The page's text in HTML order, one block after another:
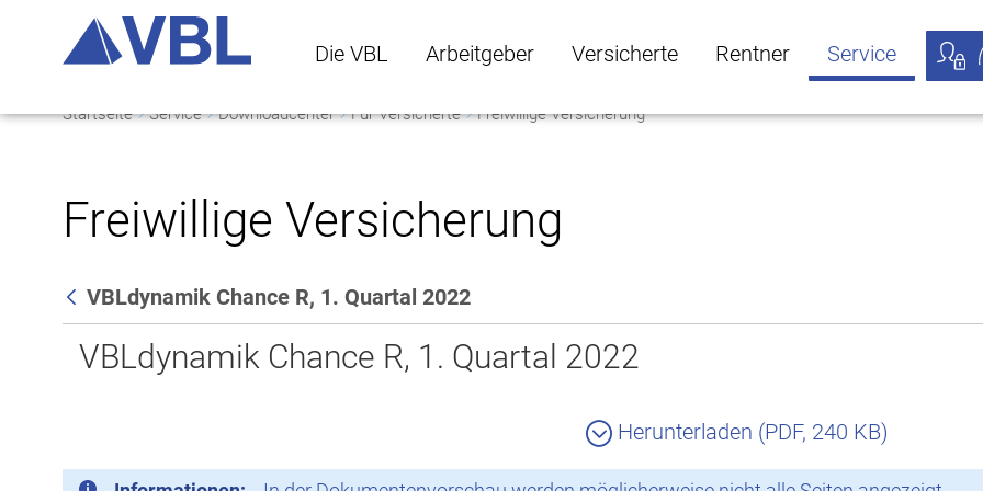
Die VBL
Die VBL Untermenü öffnen
Arbeitgeber
Arbeitgeber Untermenü öffnen
Versicherte
Versicherte Untermenü öffnen
Rentner Service
Startseite Service Downloadcenter Für Versicherte Freiwillige Versicherung
Freiwillige Versicherung
Zurück
VBLdynamik Chance R, 1. Quartal 2022
VBLdynamik Chance R, 1. Quartal 2022
Herunterladen (PDF, 240 KB)